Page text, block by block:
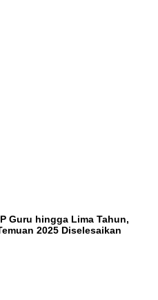
Guru hingga Lima Tahun,
2025 Diselesaikan